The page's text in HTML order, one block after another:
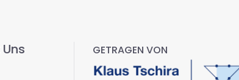
GETRAGEN VON